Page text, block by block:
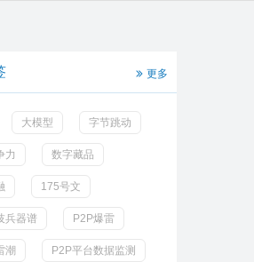
更多
大模型 字节跳动
力 数字藏品
175号文
兵器谱 P2P爆雷
潮 P2P平台数据监测